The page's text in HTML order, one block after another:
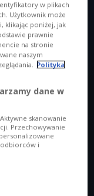
Shutterstock.com
00:00
a nawet...
w plikach
Użytkownik może
klikając poniżej, jak
prawnie
na stronie
naszym
Polityka
dane w
skanowanie
Przechowywanie
i